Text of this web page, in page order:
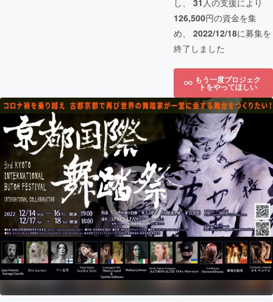
し、 31 人の支援により
126,500円の資金を集
め、 2022/12/18に募集を
終了しました
もう一度プロジェク
トをやってほしい